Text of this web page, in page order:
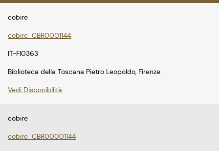
cobire
cobire_CBR0001144
IT-FI0363
Biblioteca della Toscana Pietro Leopoldo, Firenze
Vedi Disponibilità
cobire
cobire_CBR00001144